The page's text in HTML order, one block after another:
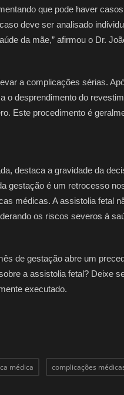
que pode haver
deve ser analisado
da mãe,” afirmou o Dr.
a complicações sérias.
o desprendimento do
Este procedimento é
destaca a gravidade da
gestação é um retrocesso
médicas. A assistolia fetal
os riscos severos à
de gestação abre um
a assistolia fetal? Deixe
executado.
médica complicações